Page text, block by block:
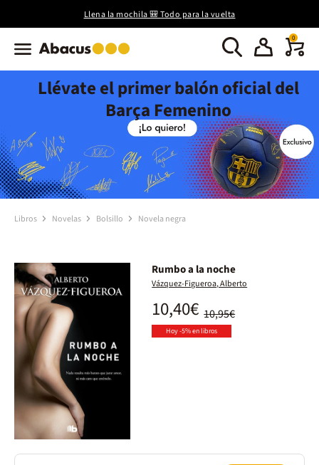
Llena la mochila 🎒 Todo para la vuelta
0
Llévate el primer balón oficial del
Barça Femenino
Libros Novelas Bolsillo Novela negra
Rumbo a la noche
Vázquez-Figueroa, Alberto
10,95€
10,40€
Hoy -5% en libros